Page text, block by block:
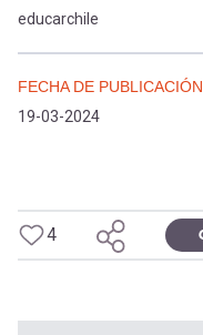
educarchile
FECHA DE PUBLICACIÓN
19-03-2024
4